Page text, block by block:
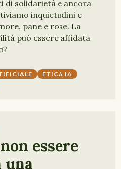
di solidarietà e ancora
inquietudini e
pane e rose. La
può essere affidata
ETICA IA
essere
una